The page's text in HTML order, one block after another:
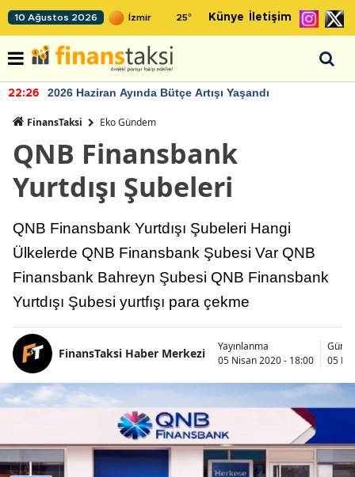
10 Ağustos 2026 25° Künye İletişim
22:26 2026 Haziran Ayında Bütçe Artışı Yaşandı
FinansTaksi Eko Gündem
QNB Finansbank
Yurtdışı Şubeleri
QNB Finansbank Yurtdışı Şubeleri Hangi
Ülkelerde QNB Finansbank Şubesi Var QNB
Finansbank Bahreyn Şubesi QNB Finansbank
Yurtdışı Şubesi yurtfışı para çekme
FinansTaksi Haber Merkezi
Yayınlanma
05 Nisan 2020 - 18:00
05